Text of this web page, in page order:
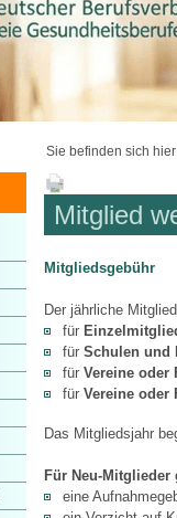
Sie befinden sich
Mitglied
Mitgliedsgebühr
Der jährliche
für
für Schulen und
für Vereine oder
für Vereine oder
Das Mitgliedsjahr
Für Neu-
eine